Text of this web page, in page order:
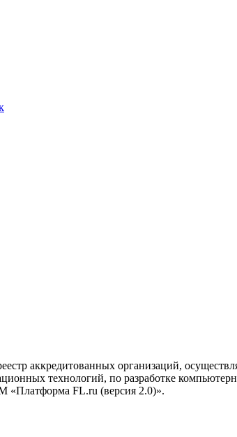
аккредитованных организаций,
технологий, по разработке
«Платформа FL.ru (версия 2.0)».